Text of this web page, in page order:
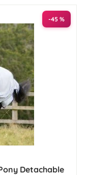
-45 %
Detachable